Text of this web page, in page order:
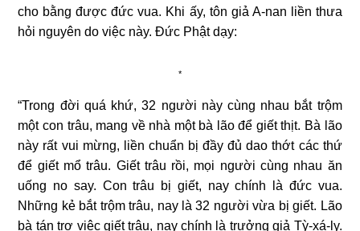
cho bằng được đức vua. Khi ấy, tôn giả A-nan liền thưa
hỏi nguyên do việc này. Đức Phật dạy:
*
“Trong đời quá khứ, 32 người này cùng nhau bắt trộm
một con trâu, mang về nhà một bà lão để giết thịt. Bà lão
này rất vui mừng, liền chuẩn bị đầy đủ dao thớt các thứ
để giết mổ trâu. Giết trâu rồi, mọi người cùng nhau ăn
uống no say. Con trâu bị giết, nay chính là đức vua.
Những kẻ bắt trộm trâu, nay là 32 người vừa bị giết. Lão
bà tán trợ việc giết trâu, nay chính là trưởng giả Tỳ-xá-ly.